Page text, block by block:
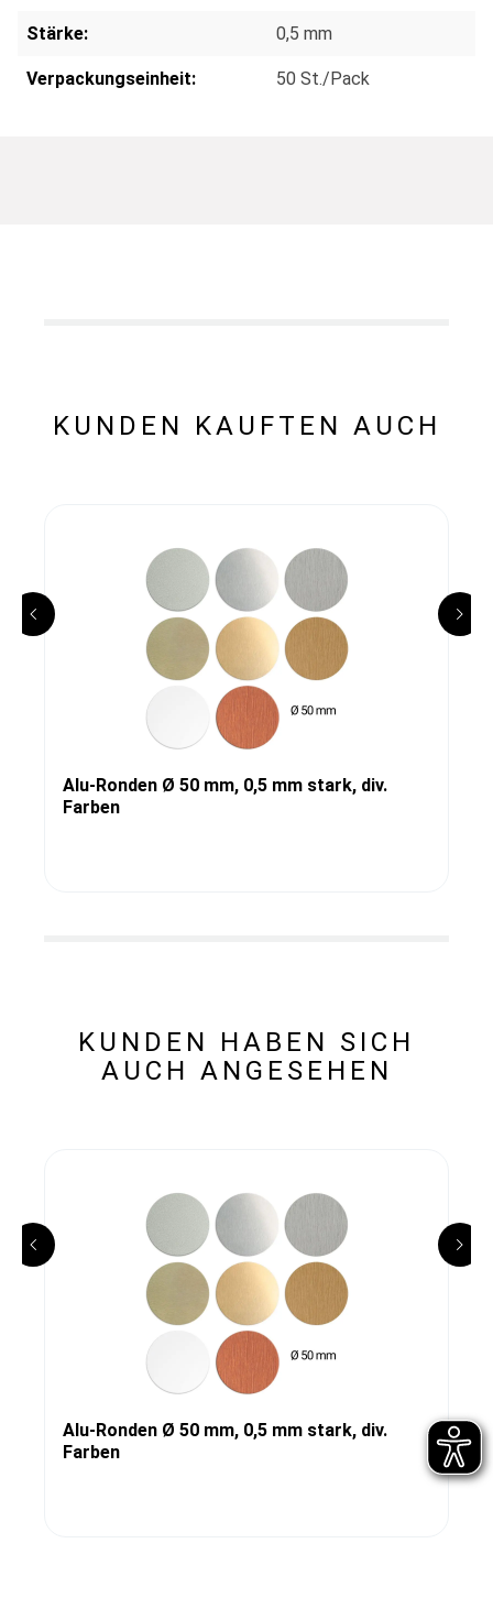
Stärke: 0,5 mm
Verpackungseinheit: 50 St./Pack
KUNDEN KAUFTEN AUCH
Alu-Ronden Ø 50 mm, 0,5 mm stark, div.
Farben
KUNDEN HABEN SICH
AUCH ANGESEHEN
Alu-Ronden Ø 50 mm, 0,5 mm stark, div.
Farben